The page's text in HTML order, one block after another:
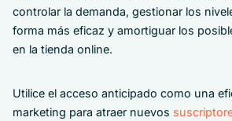
controlar la demanda, gestionar los
forma más eficaz y amortiguar los
en la tienda online.
Utilice el acceso anticipado como una
marketing para atraer nuevos